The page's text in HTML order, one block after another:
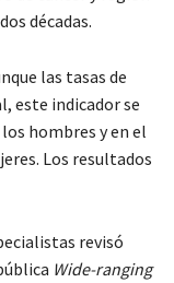
décadas.
las tasas de
este indicador se
hombres y en el
Los resultados
revisó
Wide-ranging